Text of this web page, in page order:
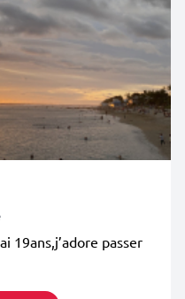
19ans,j’adore passer